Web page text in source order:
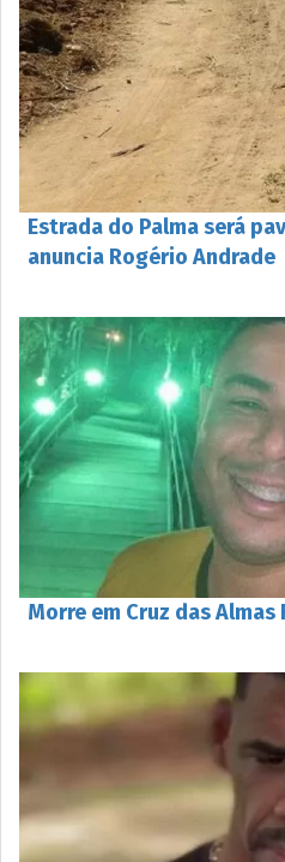
Estrada do Palma será
anuncia Rogério Andrade
Morre em Cruz das